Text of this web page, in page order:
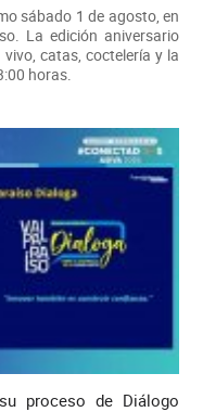
sábado 1 de agosto, en
La edición aniversario
catas, coctelería y la
horas.
proceso de Diálogo